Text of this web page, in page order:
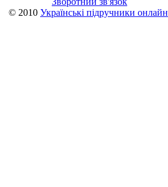
© 2010 Українські підручники онлайн